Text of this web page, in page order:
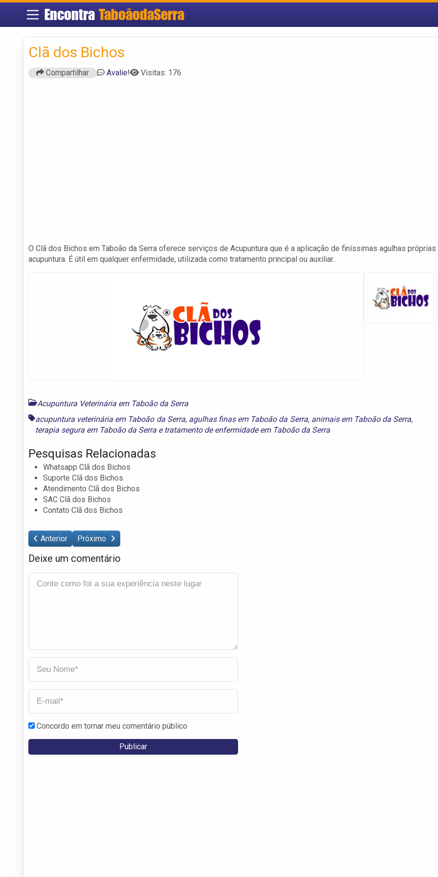
Encontra TaboãodaSerra
Clã dos Bichos
Compartilhar Avalie! Visitas: 176
O Clã dos Bichos em Taboão da Serra oferece serviços de Acupuntura que é a aplicação de finíssimas agulhas próprias
acupuntura. É útil em qualquer enfermidade, utilizada como tratamento principal ou auxiliar.
Acupuntura Veterinária em Taboão da Serra
acupuntura veterinária em Taboão da Serra, agulhas finas em Taboão da Serra, animais em Taboão da Serra,
terapia segura em Taboão da Serra e tratamento de enfermidade em Taboão da Serra
Pesquisas Relacionadas
Whatsapp Clã dos Bichos
Suporte Clã dos Bichos
Atendimento Clã dos Bichos
SAC Clã dos Bichos
Contato Clã dos Bichos
Anterior Próximo
Deixe um comentário
Concordo em tornar meu comentário público